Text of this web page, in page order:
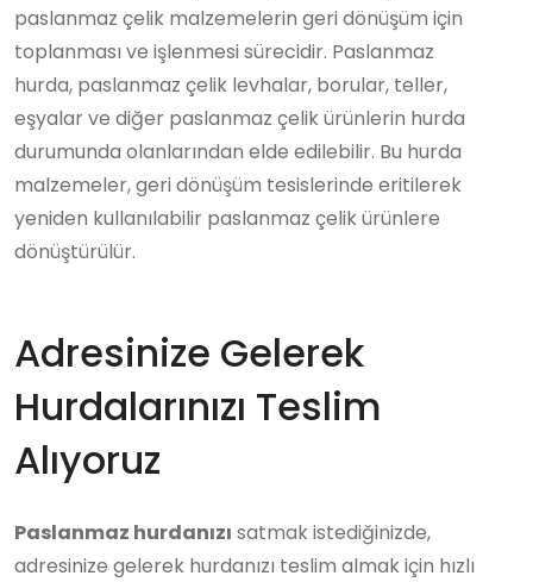
paslanmaz çelik malzemelerin geri dönüşüm için
toplanması ve işlenmesi sürecidir. Paslanmaz
hurda, paslanmaz çelik levhalar, borular, teller,
eşyalar ve diğer paslanmaz çelik ürünlerin hurda
durumunda olanlarından elde edilebilir. Bu hurda
malzemeler, geri dönüşüm tesislerinde eritilerek
yeniden kullanılabilir paslanmaz çelik ürünlere
dönüştürülür.
Adresinize Gelerek
Hurdalarınızı Teslim
Alıyoruz
Paslanmaz hurdanızı satmak istediğinizde,
adresinize gelerek hurdanızı teslim almak için hızlı